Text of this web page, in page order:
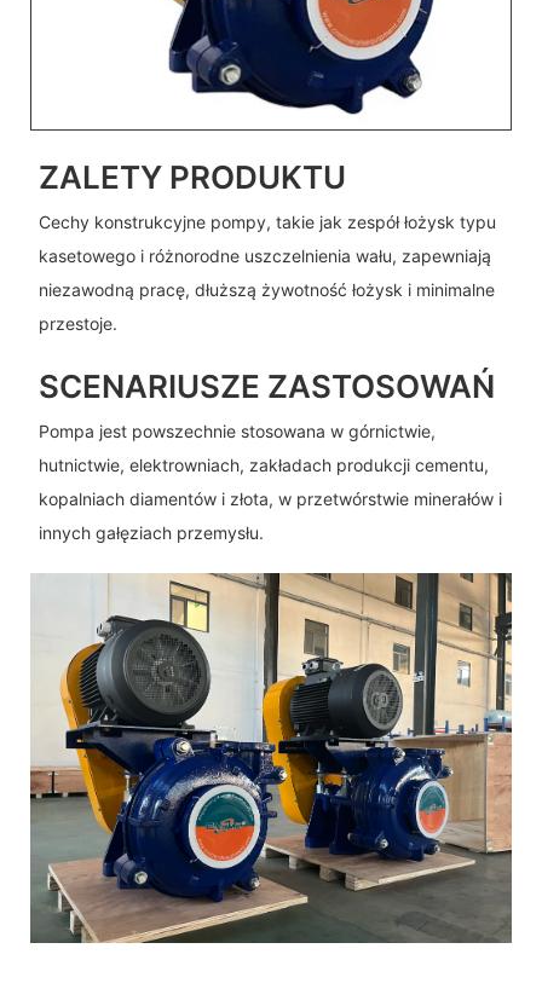
ZALETY PRODUKTU
Cechy konstrukcyjne pompy, takie jak zespół łożysk typu
kasetowego i różnorodne uszczelnienia wału, zapewniają
niezawodną pracę, dłuższą żywotność łożysk i minimalne
przestoje.
SCENARIUSZE ZASTOSOWAŃ
Pompa jest powszechnie stosowana w górnictwie,
hutnictwie, elektrowniach, zakładach produkcji cementu,
kopalniach diamentów i złota, w przetwórstwie minerałów i
innych gałęziach przemysłu.